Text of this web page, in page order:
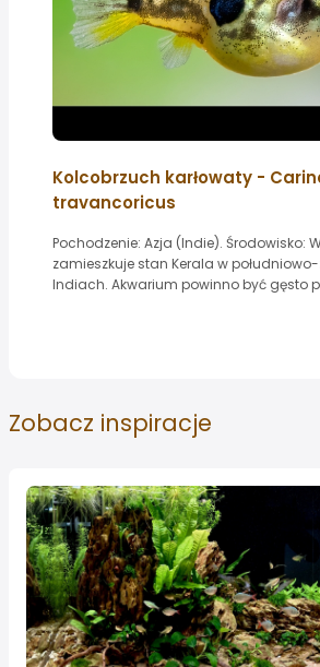
Kolcobrzuch karłowaty -
travancoricus
Pochodzenie: Azja (Indie). Środowisko:
zamieszkuje stan Kerala w
Indiach. Akwarium powinno być gęsto
Zobacz inspiracje